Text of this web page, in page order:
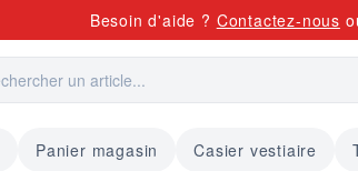
Besoin d'aide ? Contactez-nous
Panier magasin Casier vestiaire